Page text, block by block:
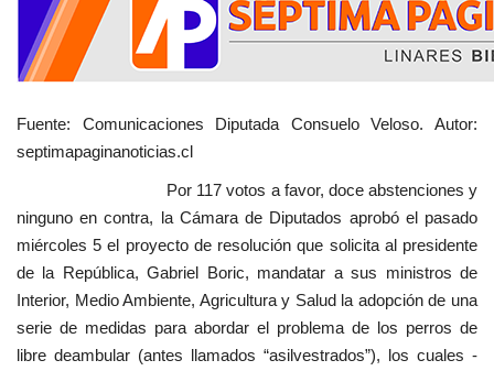
Fuente: Comunicaciones Diputada Consuelo Veloso. Autor:
septimapaginanoticias.cl
Por 117 votos a favor, doce abstenciones y
ninguno en contra, la Cámara de Diputados aprobó el pasado
miércoles 5 el proyecto de resolución que solicita al presidente
de la República, Gabriel Boric, mandatar a sus ministros de
Interior, Medio Ambiente, Agricultura y Salud la adopción de una
serie de medidas para abordar el problema de los perros de
libre deambular (antes llamados “asilvestrados”), los cuales -